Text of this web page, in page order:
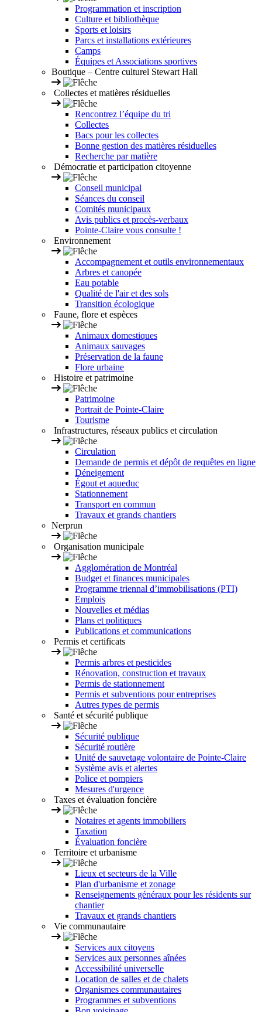
Programmation et inscription
Culture et bibliothèque
Sports et loisirs
Parcs et installations extérieures
Camps
Équipes et Associations sportives
Boutique – Centre culturel Stewart Hall
Collectes et matières résiduelles
Rencontrez l’équipe du tri
Collectes
Bacs pour les collectes
Bonne gestion des matières résiduelles
Recherche par matière
Démocratie et participation citoyenne
Conseil municipal
Séances du conseil
Comités municipaux
Avis publics et procès-verbaux
Pointe-Claire vous consulte !
Environnement
Accompagnement et outils environnementaux
Arbres et canopée
Eau potable
Qualité de l'air et des sols
Transition écologique
Faune, flore et espèces
Animaux domestiques
Animaux sauvages
Préservation de la faune
Flore urbaine
Histoire et patrimoine
Patrimoine
Portrait de Pointe-Claire
Tourisme
Infrastructures, réseaux publics et circulation
Circulation
Demande de permis et dépôt de requêtes en ligne
Déneigement
Égout et aqueduc
Stationnement
Transport en commun
Travaux et grands chantiers
Nerprun
Organisation municipale
Agglomération de Montréal
Budget et finances municipales
Programme triennal d’immobilisations (PTI)
Emplois
Nouvelles et médias
Plans et politiques
Publications et communications
Permis et certificats
Permis arbres et pesticides
Rénovation, construction et travaux
Permis de stationnement
Permis et subventions pour entreprises
Autres types de permis
Santé et sécurité publique
Sécurité publique
Sécurité routière
Unité de sauvetage volontaire de Pointe-Claire
Système avis et alertes
Police et pompiers
Mesures d'urgence
Taxes et évaluation foncière
Notaires et agents immobiliers
Taxation
Évaluation foncière
Territoire et urbanisme
Lieux et secteurs de la Ville
Plan d'urbanisme et zonage
Renseignements généraux pour les résidents sur
chantier
Travaux et grands chantiers
Vie communautaire
Services aux citoyens
Services aux personnes aînées
Accessibilité universelle
Location de salles et de chalets
Organismes communautaires
Programmes et subventions